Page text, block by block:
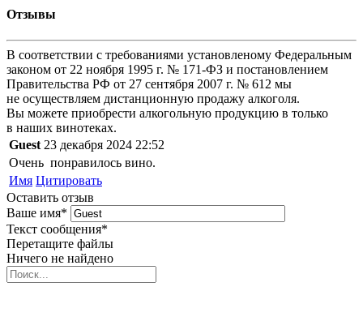
Отзывы
В соответствии с требованиями установленому Федеральным
законом от 22 ноября 1995 г. № 171-ФЗ и постановлением
Правительства РФ от 27 сентября 2007 г. № 612 мы
не осуществляем дистанционную продажу алкоголя.
Вы можете приобрести алкогольную продукцию в только
в наших винотеках.
Guest 23 декабря 2024 22:52
Очень понравилось вино.
Имя Цитировать
Оставить отзыв
Ваше имя*
Текст сообщения*
Перетащите файлы
Ничего не найдено